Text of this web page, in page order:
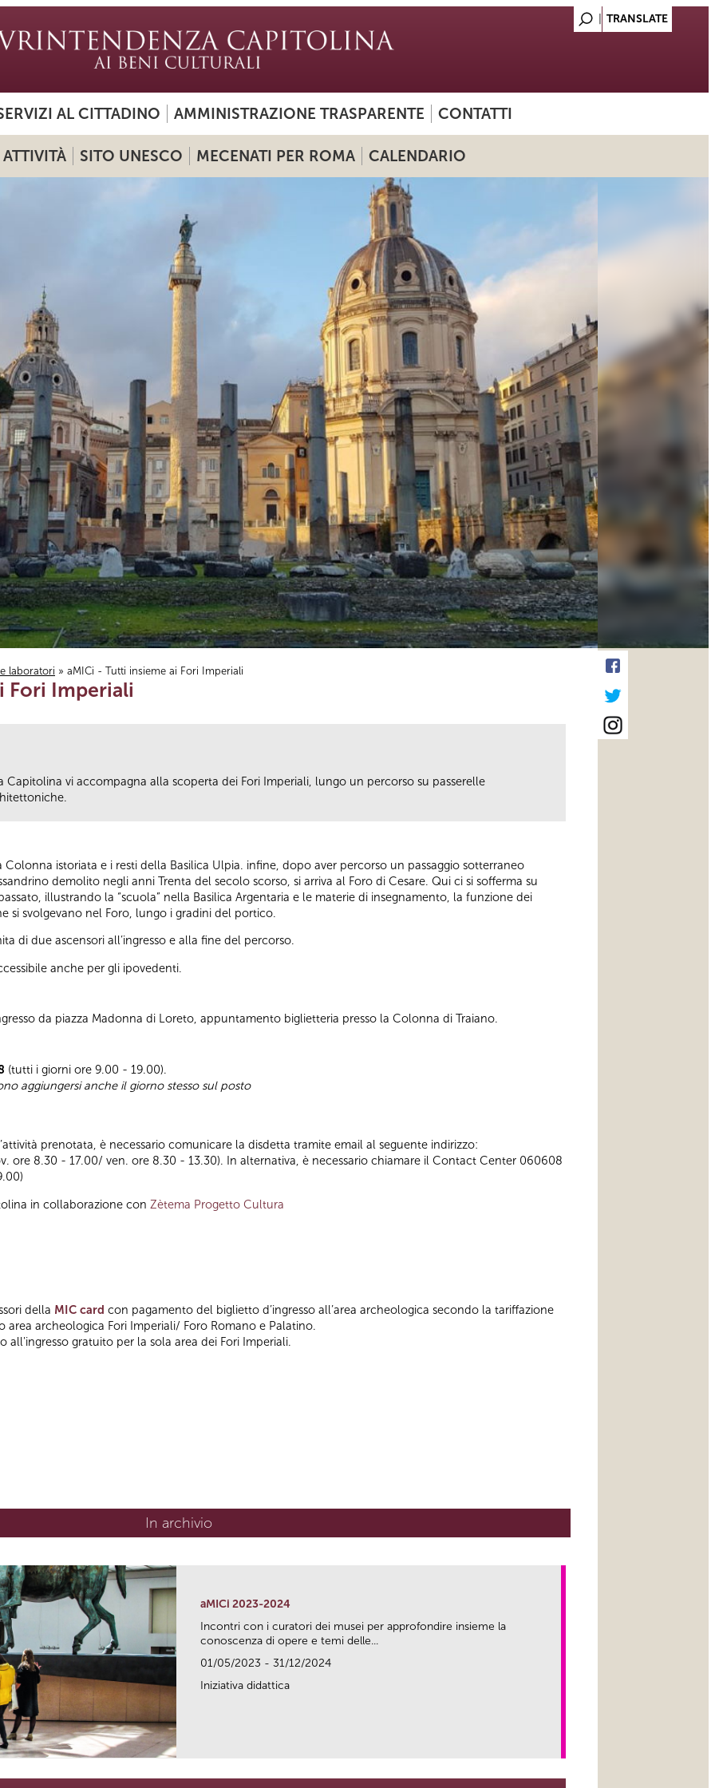
AL CITTADINO AMMINISTRAZIONE TRASPARENTE CONTATTI
ATTIVITÀ SITO UNESCO MECENATI PER ROMA CALENDARIO
laboratori » aMICi - Tutti insieme ai Fori Imperiali
Fori Imperiali
vi accompagna alla scoperta dei Fori Imperiali, lungo un percorso su passerelle
Colonna istoriata e i resti della Basilica Ulpia. infine, dopo aver percorso un passaggio sotterraneo
demolito negli anni Trenta del secolo scorso, si arriva al Foro di Cesare. Qui ci si sofferma su
illustrando la “scuola” nella Basilica Argentaria e le materie di insegnamento, la funzione dei
si svolgevano nel Foro, lungo i gradini del portico.
di due ascensori all’ingresso e alla fine del percorso.
anche per gli ipovedenti.
da piazza Madonna di Loreto, appuntamento biglietteria presso la Colonna di Traiano.
(tutti i giorni ore 9.00 - 19.00).
aggiungersi anche il giorno stesso sul posto
prenotata, è necessario comunicare la disdetta tramite email al seguente indirizzo:
ore 8.30 - 17.00/ ven. ore 8.30 - 13.30). In alternativa, è necessario chiamare il Contact Center 060608
in collaborazione con Zètema Progetto Cultura
della MIC card con pagamento del biglietto d’ingresso all’area archeologica secondo la tariffazione
area archeologica Fori Imperiali/ Foro Romano e Palatino.
all'ingresso gratuito per la sola area dei Fori Imperiali.
In archivio
aMICi 2023-2024
Incontri con i curatori dei musei per approfondire insieme la
conoscenza di opere e temi delle...
01/05/2023 - 31/12/2024
Iniziativa didattica